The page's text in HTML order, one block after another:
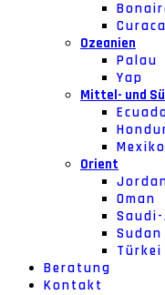
Ozeanien
Palau
Yap
Mittel- und
Mexiko
Orient
Oman
Sudan
Türkei
Beratung
Kontakt